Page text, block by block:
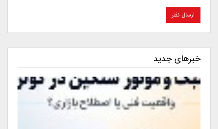
خبرهای جدید